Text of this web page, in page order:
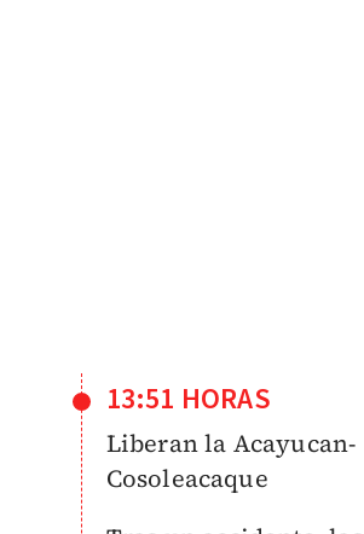
13:51 HORAS
Liberan la Acayucan-
Cosoleacaque